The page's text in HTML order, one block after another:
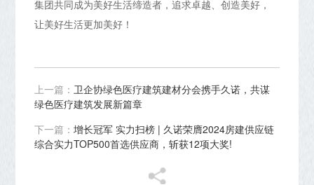
集团共同成为美好生活缔造者，追求卓越、创造美好，
让美好生活更加美好！
上一篇：卫企协绿色医疗建筑建材分会携手久诺，共谋
绿色医疗建筑发展新篇章
下一篇：增长冠军 实力扫榜 | 久诺荣膺2024房建供应链
综合实力TOP500首选供应商，斩获12项大奖!